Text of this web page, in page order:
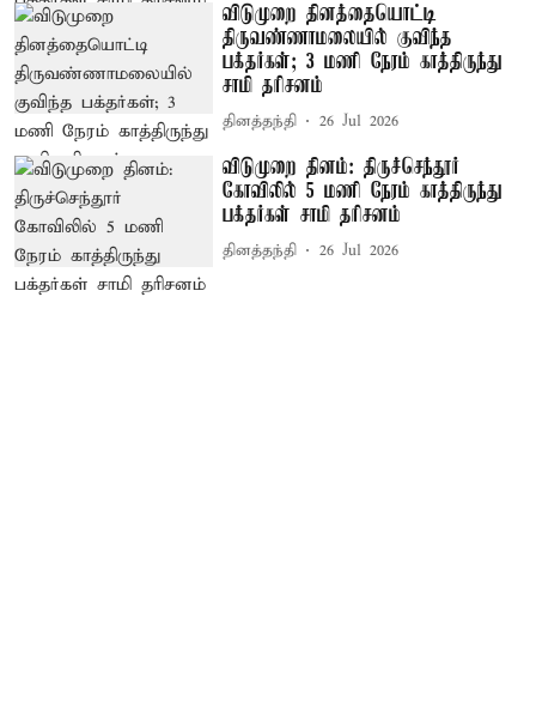
விடுமுறை தினத்தையொட்டி
திருவண்ணாமலையில் குவிந்த
பக்தர்கள்; 3 மணி நேரம் காத்திருந்து
சாமி தரிசனம்
தினத்தந்தி 26 Jul 2026
விடுமுறை தினம்: திருச்செந்தூர்
கோவிலில் 5 மணி நேரம் காத்திருந்து
பக்தர்கள் சாமி தரிசனம்
தினத்தந்தி 26 Jul 2026